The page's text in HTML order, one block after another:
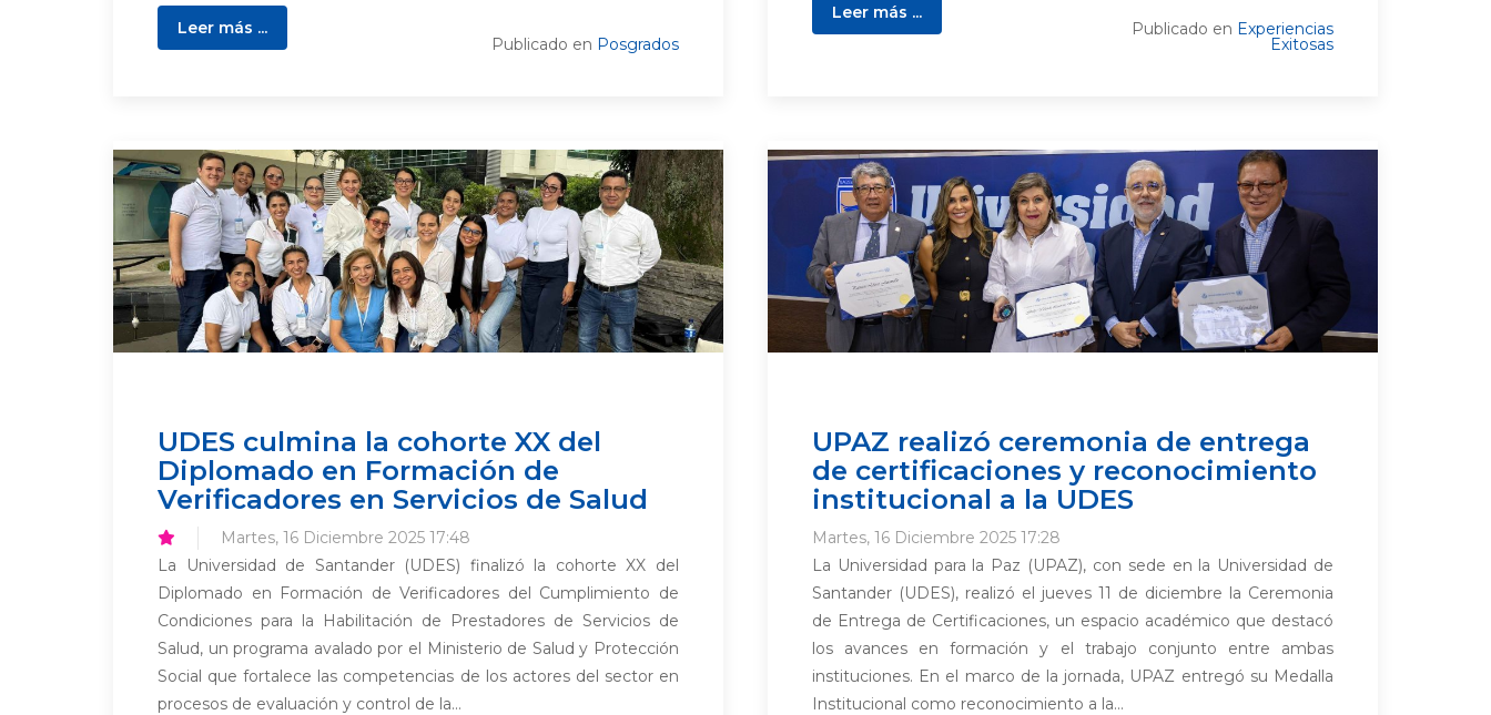
Leer más ...
Publicado en Posgrados
Leer más ...
Publicado en Experiencias
Exitosas
UDES culmina la cohorte XX del
Diplomado en Formación de
Verificadores en Servicios de Salud
Martes, 16 Diciembre 2025 17:48
La Universidad de Santander (UDES) finalizó la cohorte XX del
Diplomado en Formación de Verificadores del Cumplimiento de
Condiciones para la Habilitación de Prestadores de Servicios de
Salud, un programa avalado por el Ministerio de Salud y Protección
Social que fortalece las competencias de los actores del sector en
procesos de evaluación y control de la...
UPAZ realizó ceremonia de entrega
de certificaciones y reconocimiento
institucional a la UDES
Martes, 16 Diciembre 2025 17:28
La Universidad para la Paz (UPAZ), con sede en la Universidad de
Santander (UDES), realizó el jueves 11 de diciembre la Ceremonia
de Entrega de Certificaciones, un espacio académico que destacó
los avances en formación y el trabajo conjunto entre ambas
instituciones. En el marco de la jornada, UPAZ entregó su Medalla
Institucional como reconocimiento a la...